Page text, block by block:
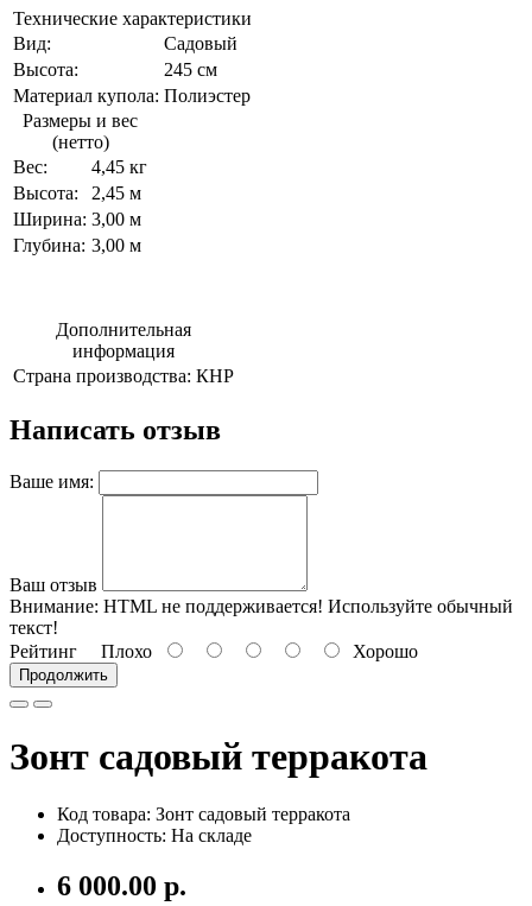
Технические характеристики
Вид:
Садовый
Высота:
245 см
Материал купола: Полиэстер
Размеры и вес
(нетто)
Вес:
4,45 кг
Высота:
2,45 м
Ширина: 3,00 м
Глубина: 3,00 м
Дополнительная
информация
Страна производства: КНР
Написать отзыв
Ваше имя:
Ваш отзыв
Внимание: HTML не поддерживается! Используйте обычный
текст!
Рейтинг Плохо Хорошо
Продолжить
Зонт садовый терракота
Код товара: Зонт садовый терракота
Доступность: На складе
6 000.00 р.